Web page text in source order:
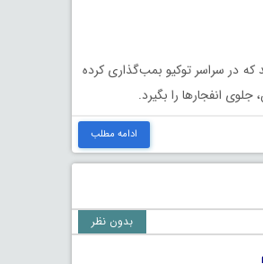
در سراسر توکیو بمب‌گذاری کرده
انفجارها را بگیرد.
ادامه مطلب
بدون نظر